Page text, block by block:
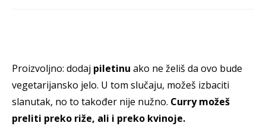
Proizvoljno: dodaj piletinu ako ne želiš da ovo bude
vegetarijansko jelo. U tom slučaju, možeš izbaciti
slanutak, no to također nije nužno. Curry možeš
preliti preko riže, ali i preko kvinoje.